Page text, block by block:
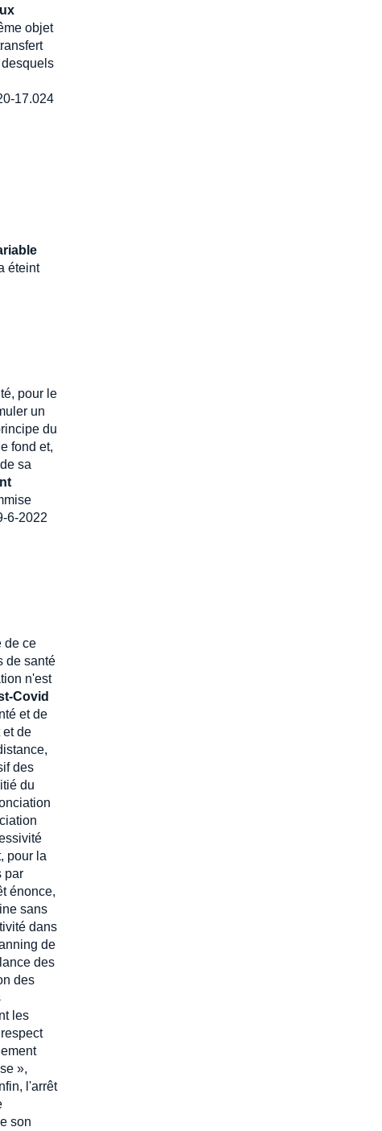
objet
17.024
éteint
pour le
un
du
fond et,
sa
6-2022
de ce
de santé
n'est
Covid
et de
et de
des
du
pour la
par
énonce,
sans
dans
de
des
des
les
»,
l'arrêt
son